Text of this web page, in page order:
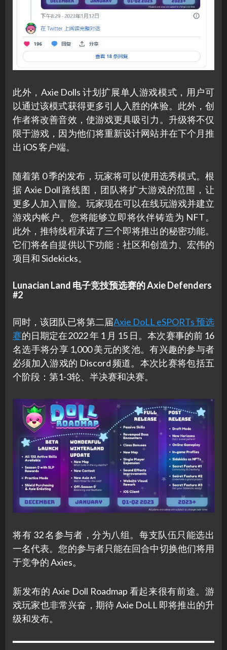
此外，Axie Dolls 计划扩展单人游戏模式，用户可
以通过该模式获得更多引人入胜的体验。此外，创
作者将改善音效，使游戏更具吸引力。升级将不仅
限于游戏，因为他们将重新设计网站并在下个月推
出 iOS 客户端。
随着第 0 季的发布，玩家将可以使用选秀模式。根
据 Axie Doll 路线图，团队将扩大游戏的范围，让
更多人加入冒险。玩家现在可以在线玩游戏并建立
游戏内帐户。您将能够立即将伙伴铸造为 NFT。
此外，推特线程承诺了三个即将推出的秘密功能。
它们将各自提供以下功能：社区和创造力、宏伟的
项目和 Sidekicks。
Lunacian Land 电子竞技预选赛的 Axie Defenders
#2
同时，该团队已将第二届Axie DoLL eSPORTs 预选
赛的日期定在2022 年 1 月 15 日。本次赛事的前 16
名选手将分享 1,000 美元的奖池。有兴趣的参与者
必须加入游戏的 Discord 频道。本次比赛将包括五
个阶段：第1-3轮、半决赛和决赛。
将有 32 名参与者，分为八组。每支队伍只能选出
一名代表。您的参与者只能在回合中切换他们将用
于竞争的 Axies。
新发布的 Axie Doll Roadmap 看起来很有前途。游
戏玩家也非常兴奋，期待 Axie DoLL 即将推出的升
级和发布。